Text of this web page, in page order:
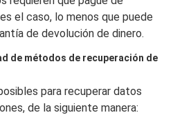
el caso, lo menos que puede
de devolución de dinero.
de métodos de recuperación de
para recuperar datos
de la siguiente manera: